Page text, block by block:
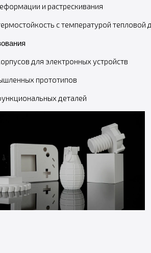
и растрескивания
с температурой тепловой
для электронных устройств
прототипов
деталей